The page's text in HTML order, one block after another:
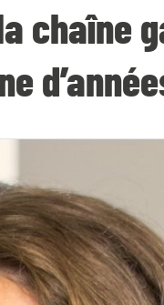
chaîne